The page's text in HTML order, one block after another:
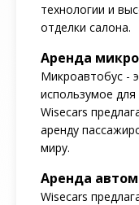
технологии и
отделки салона.
Аренда
Микроавтобус -
использумое для
Wisecars
аренду
миру.
Аренда
Wisecars